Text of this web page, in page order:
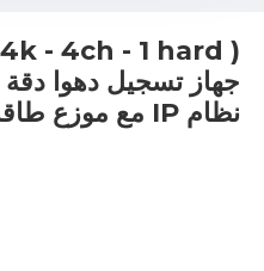
- 4ch - 1 hard )
نظام IP مع موزع طاقة للكاميرات